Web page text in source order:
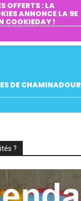
OFFERTS : LA
ANNONCE LA 9E
COOKIEDAY !
DE CHAMINADOUR
?